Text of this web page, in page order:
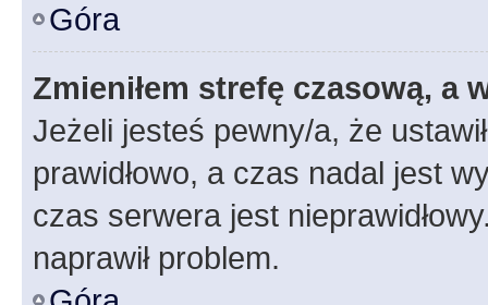
Góra
Zmieniłem strefę czasową, a
Jeżeli jesteś pewny/a, że
prawidłowo, a czas nadal jest
czas serwera jest
naprawił problem.